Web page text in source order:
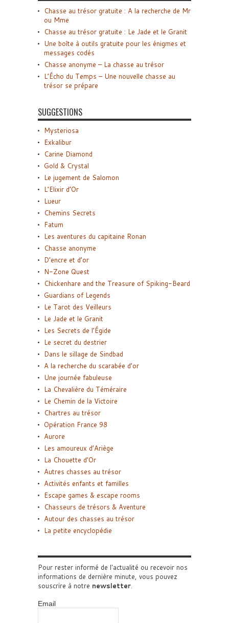
Chasse au trésor gratuite : A la recherche de Mr
ou Mme
Chasse au trésor gratuite : Le Jade et le Granit
Une boîte à outils gratuite pour les énigmes et
messages codés
Chasse anonyme – La chasse au trésor
L’Écho du Temps – Une nouvelle chasse au
trésor se prépare
SUGGESTIONS
Mysteriosa
Exkalibur
Carine Diamond
Gold & Crystal
Le jugement de Salomon
L’Elixir d’Or
Lueur
Chemins Secrets
Fatum
Les aventures du capitaine Ronan
Chasse anonyme
D’encre et d’or
N-Zone Quest
Chickenhare and the Treasure of Spiking-Beard
Guardians of Legends
Le Tarot des Veilleurs
Le Jade et le Granit
Les Secrets de l’Égide
Le secret du destrier
Dans le sillage de Sindbad
A la recherche du scarabée d’or
Une journée fabuleuse
La Chevalière du Téméraire
Le Chemin de la Victoire
Chartres au trésor
Opération France 98
Aurore
Les amoureux d’Ariège
La Chouette d’Or
Autres chasses au trésor
Activités enfants et familles
Escape games & escape rooms
Chasseurs de trésors & Aventure
Autour des chasses au trésor
La petite encyclopédie
Pour rester informé de l'actualité ou recevoir nos
informations de dernière minute, vous pouvez
souscrire à notre newsletter.
Email